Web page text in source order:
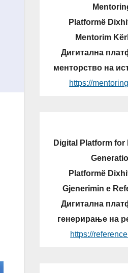
Platformë
Mentorim
Дигитална
менторство на
https://
Digital Platform for
Platformë
Gjenerimin e
Дигитална
генерирање на
https://